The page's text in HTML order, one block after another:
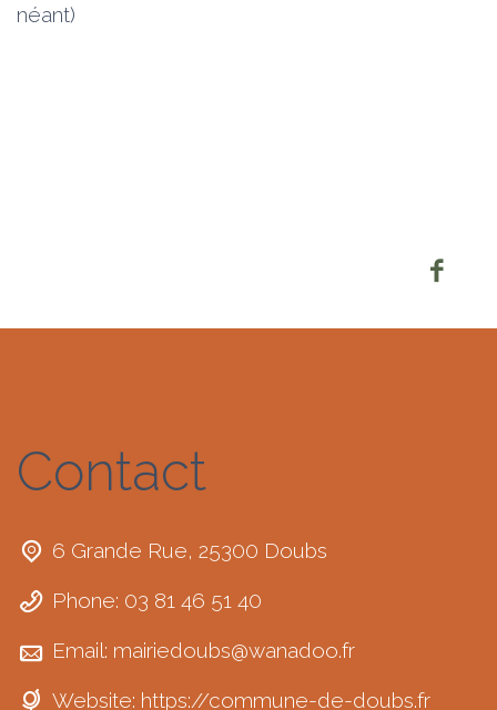
néant)
Contact
6 Grande Rue, 25300 Doubs
Phone: 03 81 46 51 40
Email: mairiedoubs@wanadoo.fr
Website: https://commune-de-doubs.fr